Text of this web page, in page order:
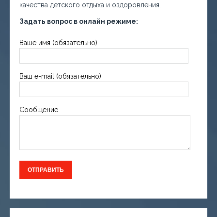
качества детского отдыха и оздоровления.
Задать вопрос в онлайн режиме:
Ваше имя (обязательно)
Ваш e-mail (обязательно)
Сообщение